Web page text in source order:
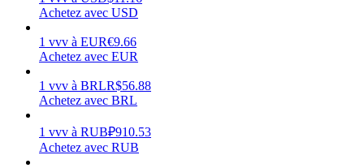
Gagnez quotidiennement des récompenses compétitives
Achetez avec USD
1 vvv à EUR€9.66
Achetez avec EUR
1 vvv à BRLR$56.88
Achetez avec BRL
1 vvv à RUB₽910.53
Achetez avec RUB